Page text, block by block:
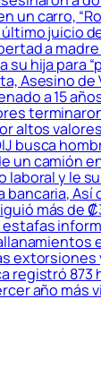
un carro,
juicio
a
su hija para
Asesino de
a 15
altos
busca
un camión
laboral y le
bancaria, Así
más de
extorsiones
registró 873
año más